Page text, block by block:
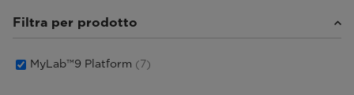
Filtra per prodotto
MyLab™9 Platform (7)